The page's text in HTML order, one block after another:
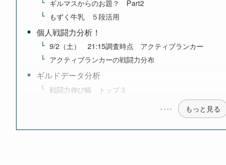
ギルマスからのお題？ Part2
もずく牛乳 ５段活用
個人戦闘力分析！
9/2（土） 21:15調査時点 アクティブランカー
アクティブランカーの戦闘力分布
ギルドデータ分析
戦闘力伸び幅 トップ３
もっと見る